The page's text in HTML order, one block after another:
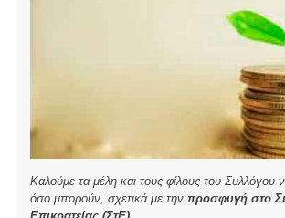
Καλούμε τα μέλη και τους φίλους του Συλλόγου
όσο μπορούν, σχετικά με την προσφυγή στο